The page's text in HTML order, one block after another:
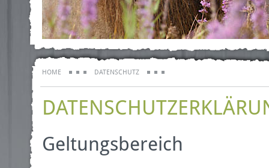
HOME DATENSCHUTZ
Geltungsbereich